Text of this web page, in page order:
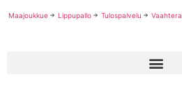
Maajoukkue Lippupallo Tulospalvelu